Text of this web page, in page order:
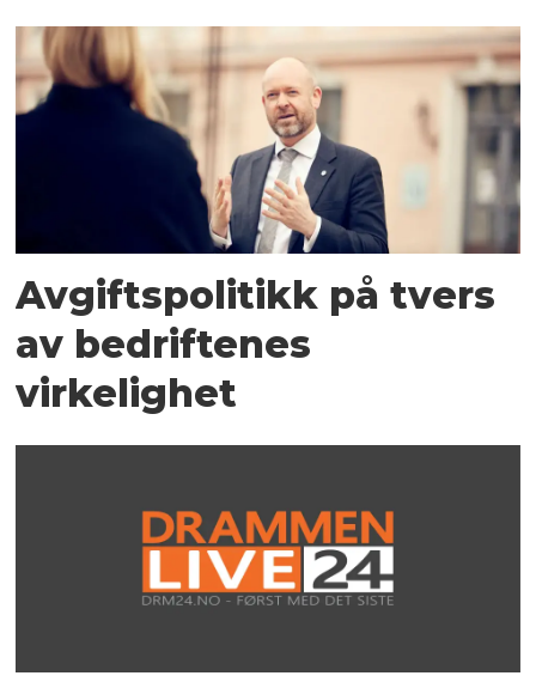
Avgiftspolitikk på tvers
av bedriftenes
virkelighet